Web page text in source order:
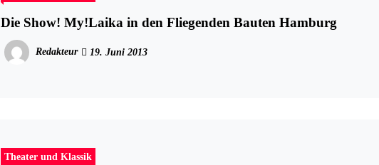
Die Show! My!Laika in den Fliegenden Bauten Hamburg
Redakteur 19. Juni 2013
Theater und Klassik